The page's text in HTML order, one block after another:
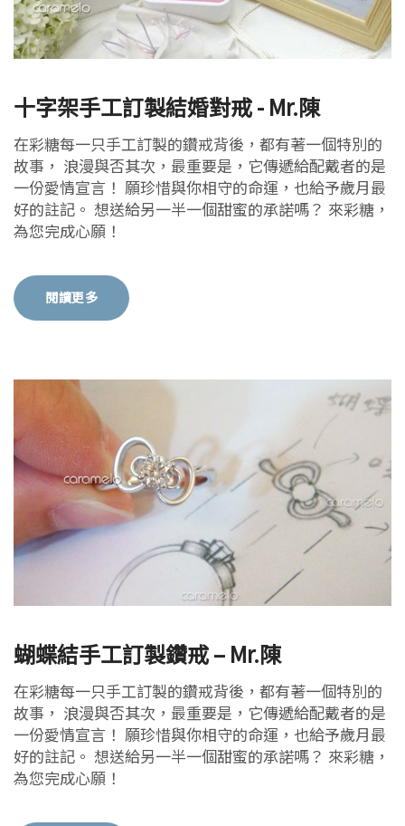
十字架手工訂製結婚對戒 - Mr.陳
在彩糖每一只手工訂製的鑽戒背後，都有著一個特別的
故事， 浪漫與否其次，最重要是，它傳遞給配戴者的是
一份愛情宣言！ 願珍惜與你相守的命運，也給予歲月最
好的註記。 想送給另一半一個甜蜜的承諾嗎？ 來彩糖，
為您完成心願！
閱讀更多
蝴蝶結手工訂製鑽戒 – Mr.陳
在彩糖每一只手工訂製的鑽戒背後，都有著一個特別的
故事， 浪漫與否其次，最重要是，它傳遞給配戴者的是
一份愛情宣言！ 願珍惜與你相守的命運，也給予歲月最
好的註記。 想送給另一半一個甜蜜的承諾嗎？ 來彩糖，
為您完成心願！